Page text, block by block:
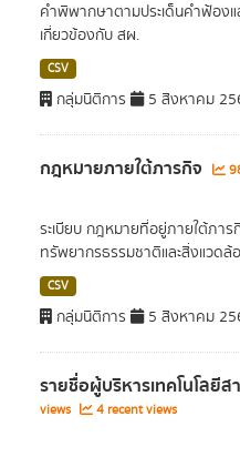
คำพิพากษาตามประเด็นคำฟ้อง
เกี่ยวข้องกับ สผ.
CSV
กลุ่มนิติการ 5 สิงหาคม
กฎหมายภายใต้ภารกิจ
ระเบียบ กฎหมายที่อยู่ภายใต้ภา
ทรัพยากรธรรมชาติและสิ่งแวดล้
CSV
กลุ่มนิติการ 5 สิงหาคม
รายชื่อผู้บริหารเทคโนโลยีส
views
4 recent views